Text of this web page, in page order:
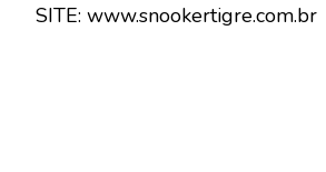
SITE: www.snookertigre.com.br